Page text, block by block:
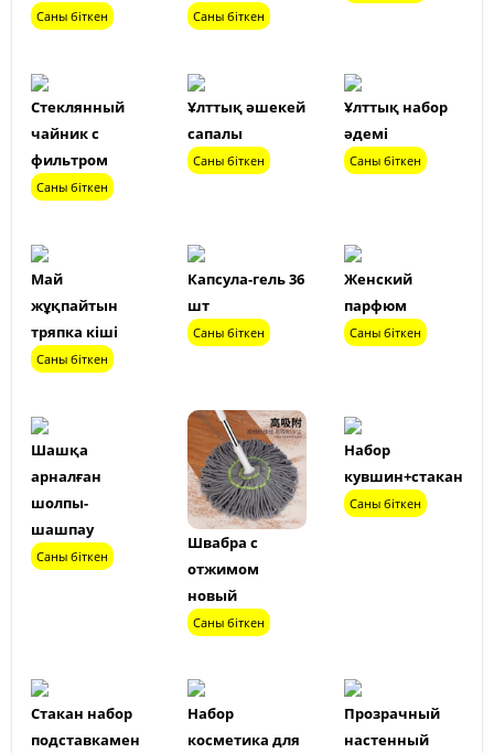
Саны біткен Саны біткен
Стеклянный
чайник с
фильтром
Саны біткен
Ұлттық әшекей
сапалы
Саны біткен
Ұлттық набор
әдемі
Саны біткен
Май
жұқпайтын
тряпка кіші
Саны біткен
Капсула-гель 36
шт
Саны біткен
Женский
парфюм
Саны біткен
Шашқа
арналған
шолпы-
шашпау
Саны біткен
Швабра с
отжимом
новый
Саны біткен
Набор
кувшин+стакан
Саны біткен
Стакан набор
подставкамен
Набор
косметика для
Прозрачный
настенный